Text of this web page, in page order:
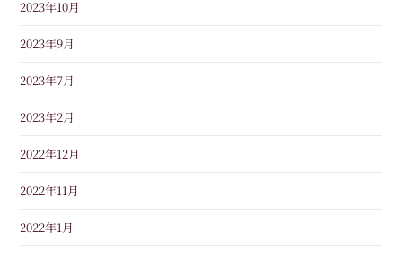
2023年10月
2023年9月
2023年7月
2023年2月
2022年12月
2022年11月
2022年1月